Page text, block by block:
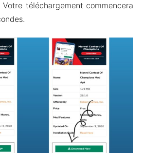
téléchargement commencera